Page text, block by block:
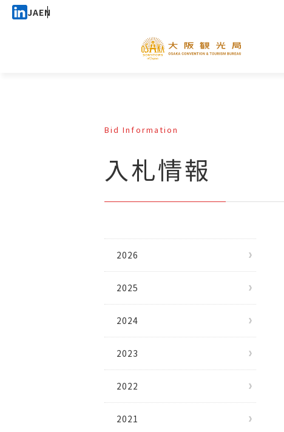
JAEN
Bid Information
入札情報
2026
2025
2024
2023
2022
2021